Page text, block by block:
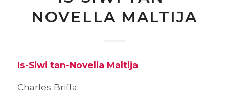
NOVELLA MALTIJA
Is-Siwi tan-Novella Maltija
Charles Briffa